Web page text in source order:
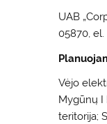
UAB
05870, el.
Vėjo
Mygūnų I
teritorija;